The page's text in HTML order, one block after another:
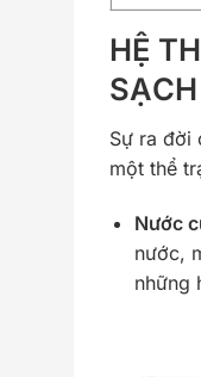
HỆ
Sự ra đời
một thể
Nước
nước,
những